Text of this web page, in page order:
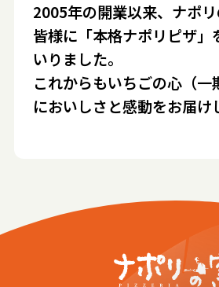
2005年の開業以来、ナポ
皆様に「本格ナポリピザ」
いりました。
これからもいちごの心（一
においしさと感動をお届け